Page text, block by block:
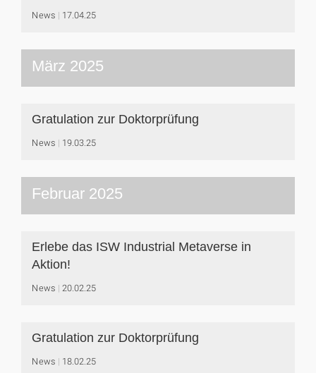
News 17.04.25
März 2025
Gratulation zur Doktorprüfung
News 19.03.25
Februar 2025
Erlebe das ISW Industrial Metaverse in
Aktion!
News 20.02.25
Gratulation zur Doktorprüfung
News 18.02.25